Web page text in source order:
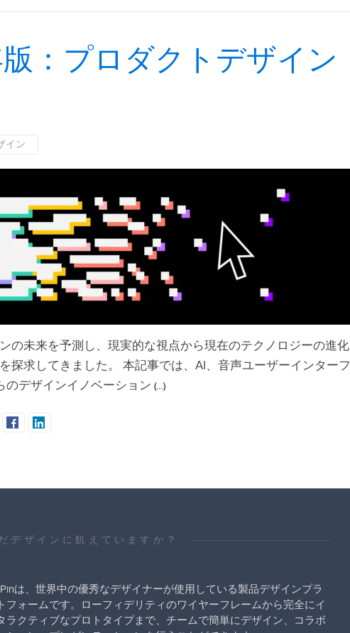
：プロダクトデザイン
イン
の未来を予測し、現実的な視点から現在のテクノロジーの進化
探求してきました。 本記事では、AI、音声ユーザーインターフ
のデザインイノベーション (…)
デザインに飢えていますか？
は、世界中の優秀なデザイナーが使用している製品デザインプラ
フォームです。ローフィデリティのワイヤーフレームから完全にイ
ラクティブなプロトタイプまで、チームで簡単にデザイン、コラボ